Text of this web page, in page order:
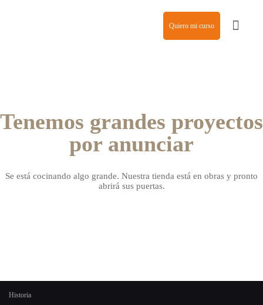
Quiero mi curso
Tenemos grandes proyectos
por anunciar
Se está cocinando algo grande. Nuestra tienda está en obras y pronto
abrirá sus puertas.
Historia